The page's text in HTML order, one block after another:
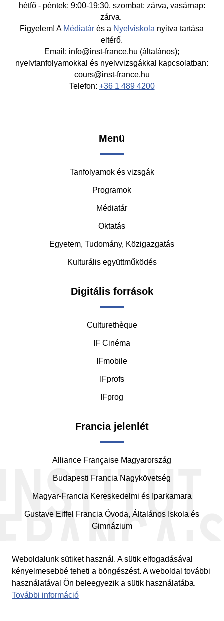
hétfő - péntek: 9:00-19:30, szombat: zárva, vasárnap:
zárva.
Figyelem! A Médiatár és a Nyelviskola nyitva tartása
eltérő.
Email: info@inst-france.hu (általános);
nyelvtanfolyamokkal és nyelvvizsgákkal kapcsolatban:
cours@inst-france.hu
Telefon: +36 1 489 4200
Menü
Tanfolyamok és vizsgák
Programok
Médiatár
Oktatás
Egyetem, Tudomány, Közigazgatás
Kulturális együttműködés
Digitális források
Culturethèque
IF Cinéma
IFmobile
IFprofs
IFprog
Francia jelenlét
Alliance Française Magyarország
Budapesti Francia Nagykövetség
Magyar-Francia Kereskedelmi és Iparkamara
Gustave Eiffel Francia Óvoda, Általános Iskola és
Gimnázium
Weboldalunk sütiket használ. A sütik elfogadásával
kényelmesebbé teheti a böngészést. A weboldal további
használatával Ön beleegyezik a sütik használatába.
További információ